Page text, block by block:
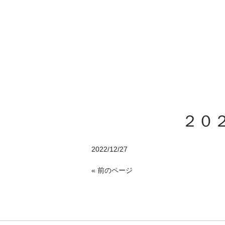
２０
2022/12/27
« 前のページ